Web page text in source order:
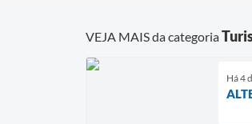
VEJA MAIS da categoria
Há 4